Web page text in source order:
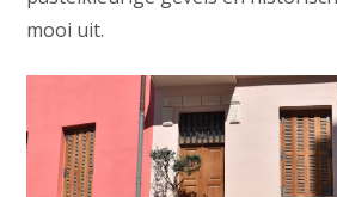
mooi uit.